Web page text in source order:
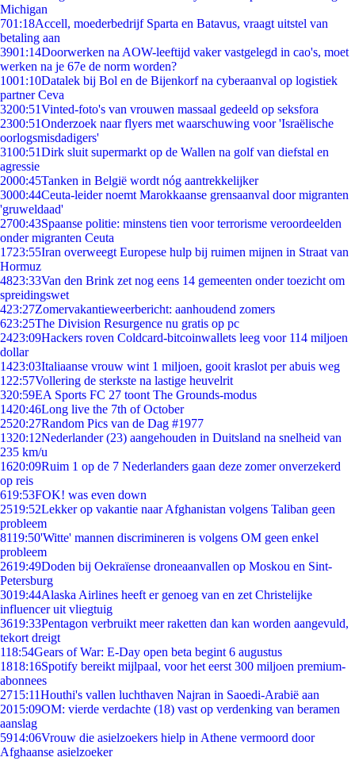
Michigan
701:18Accell, moederbedrijf Sparta en Batavus, vraagt uitstel van
betaling aan
3901:14Doorwerken na AOW-leeftijd vaker vastgelegd in cao's, moet
werken na je 67e de norm worden?
1001:10Datalek bij Bol en de Bijenkorf na cyberaanval op logistiek
partner Ceva
3200:51Vinted-foto's van vrouwen massaal gedeeld op seksfora
2300:51Onderzoek naar flyers met waarschuwing voor 'Israëlische
oorlogsmisdadigers'
3100:51Dirk sluit supermarkt op de Wallen na golf van diefstal en
agressie
2000:45Tanken in België wordt nóg aantrekkelijker
3000:44Ceuta-leider noemt Marokkaanse grensaanval door migranten
'gruweldaad'
2700:43Spaanse politie: minstens tien voor terrorisme veroordeelden
onder migranten Ceuta
1723:55Iran overweegt Europese hulp bij ruimen mijnen in Straat van
Hormuz
4823:33Van den Brink zet nog eens 14 gemeenten onder toezicht om
spreidingswet
423:27Zomervakantieweerbericht: aanhoudend zomers
623:25The Division Resurgence nu gratis op pc
2423:09Hackers roven Coldcard-bitcoinwallets leeg voor 114 miljoen
dollar
1423:03Italiaanse vrouw wint 1 miljoen, gooit kraslot per abuis weg
1 22:57Vollering de sterkste na lastige heuvelrit
320:59EA Sports FC 27 toont The Grounds-modus
1420:46Long live the 7th of October
2520:27Random Pics van de Dag #1977
1320:12Nederlander (23) aangehouden in Duitsland na snelheid van
235 km/u
1620:09Ruim 1 op de 7 Nederlanders gaan deze zomer onverzekerd
op reis
619:53FOK! was even down
2519:52Lekker op vakantie naar Afghanistan volgens Taliban geen
probleem
8119:50'Witte' mannen discrimineren is volgens OM geen enkel
probleem
2619:49Doden bij Oekraïense droneaanvallen op Moskou en Sint-
Petersburg
3019:44Alaska Airlines heeft er genoeg van en zet Christelijke
influencer uit vliegtuig
3619:33Pentagon verbruikt meer raketten dan kan worden aangevuld,
tekort dreigt
118:54Gears of War: E-Day open beta begint 6 augustus
1818:16Spotify bereikt mijlpaal, voor het eerst 300 miljoen premium-
abonnees
2715:11Houthi's vallen luchthaven Najran in Saoedi-Arabië aan
2015:09OM: vierde verdachte (18) vast op verdenking van beramen
aanslag
5914:06Vrouw die asielzoekers hielp in Athene vermoord door
Afghaanse asielzoeker